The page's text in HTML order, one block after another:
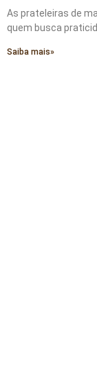
As prateleiras de
quem busca
Saiba mais»